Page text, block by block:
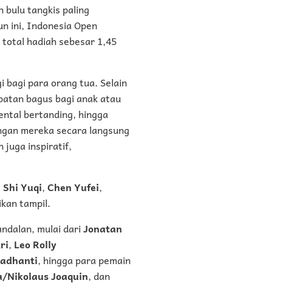
bulu tangkis paling
ini, Indonesia Open
hadiah sebesar 1,45
bagi para orang tua. Selain
bagus bagi anak atau
bertanding, hingga
mereka secara langsung
juga inspiratif,
Shi Yuqi,Chen Yufei,
tampil.
mulai dariJonatan
, Leo Rolly
, hingga para pemain
Nikolaus Joaquin, dan